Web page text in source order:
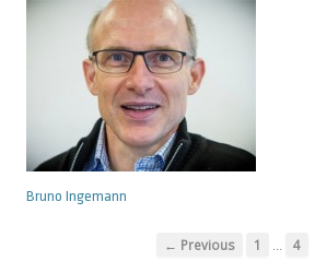
Bruno Ingemann
← Previous 1 … 4